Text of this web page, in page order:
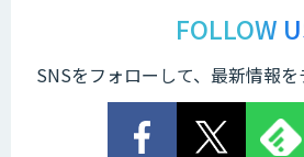
Cogent AI Cabinet
FOLLOW
SNSをフォローして、最新情報を